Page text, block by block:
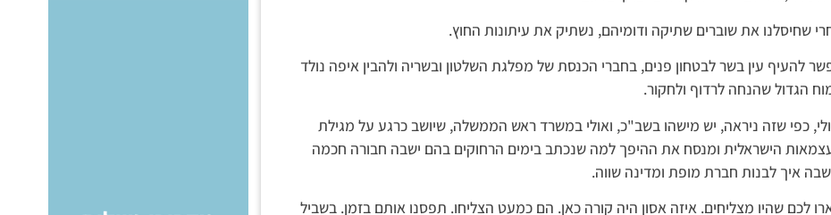
שחיסלנו את שוברים שתיקה ודומיהם, נשתיק את עיתונות החוץ.
להעיף עין בשר לבטחון פנים, בחברי הכנסת של מפלגת השלטון ובשריה ולהבין איפה נולד
הגדול שהנחה לרדוף ולחקור.
כפי שזה ניראה, יש מישהו בשב"כ, ואולי במשרד ראש הממשלה, שיושב כרגע על מגילת
הישראלית ומנסח את ההיפך למה שנכתב בימים הרחוקים בהם ישבה חבורה חכמה
איך לבנות חברת מופת ומדינה שווה.
לכם שהיו מצליחים. איזה אסון היה קורה כאן. הם כמעט הצליחו. תפסנו אותם בזמן. בשביל